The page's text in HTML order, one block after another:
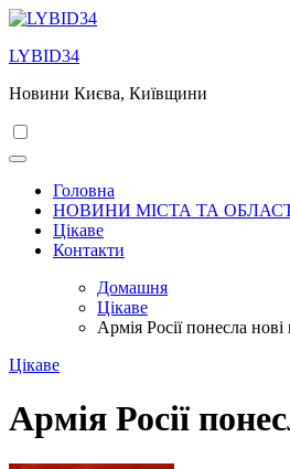
Перейти
вмісту
LYBID34
Новини Києва, Київщини
Головна
НОВИНИ МІСТА ТА
Цікаве
Контакти
Домашня
Цікаве
Армія Росії понесла
Цікаве
Армія Росії